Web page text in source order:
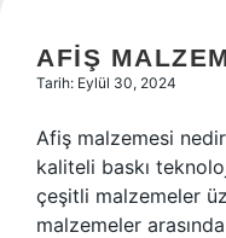
AFIŞ
Tarih: Eylül 30, 2024
Afiş malzemesi
kaliteli baskı
çeşitli malzemeler
malzemeler